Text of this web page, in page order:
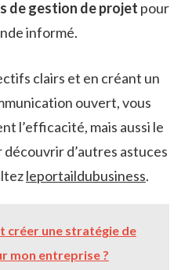
de gestion de projet pour
informé.
clairs et en créant un
ouvert, vous
l’efficacité, mais aussi le
découvrir d’autres astuces
leportaildubusiness.
créer une stratégie de
mon entreprise ?